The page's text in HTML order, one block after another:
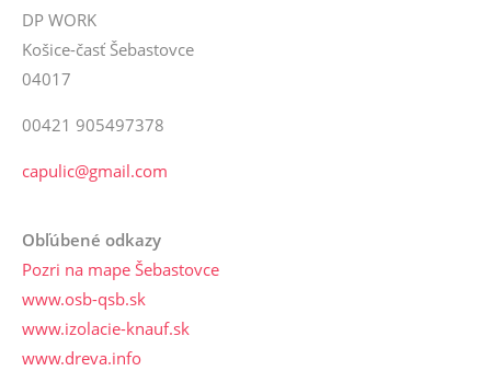
DP WORK
Košice-časť Šebastovce
04017
00421 905497378
capulic@gmail.com
Obľúbené odkazy
Pozri na mape Šebastovce
www.osb-qsb.sk
www.izolacie-knauf.sk
www.dreva.info